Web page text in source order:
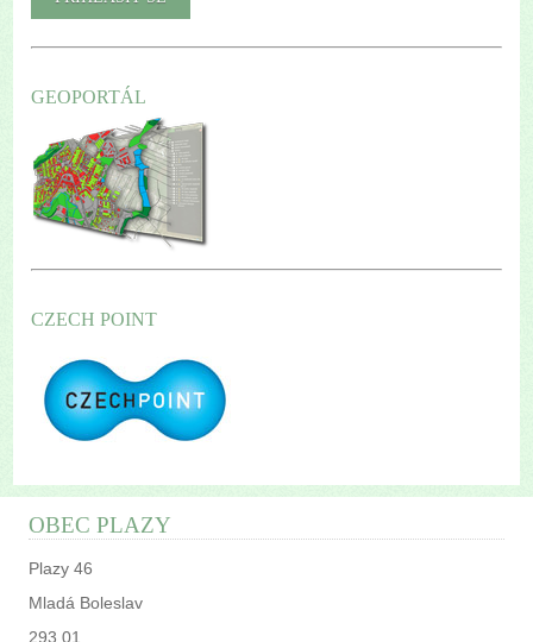
GEOPORTÁL
CZECH POINT
OBEC PLAZY
Plazy 46
Mladá Boleslav
293 01